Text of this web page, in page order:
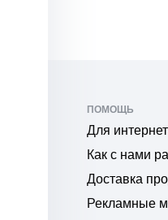
ПОМОЩЬ
Для
Как с нами
Доставка
Рекламные